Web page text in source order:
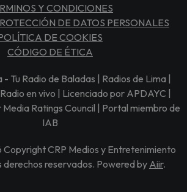
Y CONDICIONES
DE DATOS PERSONALES
DE COOKIES
CÓDIGO DE ÉTICA
Tu Radio de Baladas | Radios de Lima |
en vivo | Licenciado por APDAYC |
Ratings Council | Portal miembro de
IAB
CRP Medios y Entretenimiento
derechos reservados. Powered by Aiir.